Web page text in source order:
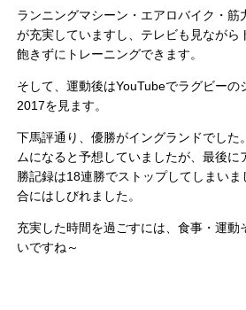
ランニングマシーン・エアロバイク・筋
が充実していますし、テレビも見ながら
飽きずにトレーニングできます。
そして、運動後はYouTubeでラグビーの
2017を見ます。
下馬評通り、優勝がイングランドでした
ムになると予想していましたが、最後に
勝記録は18連勝でストップしてしまい
合にはしびれました。
充実した時間を過ごすには、食事・運動
いですね～